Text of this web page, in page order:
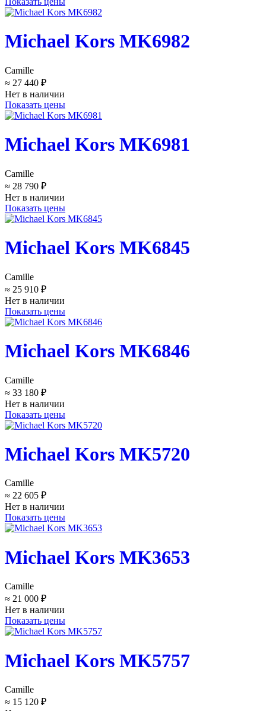
Michael Kors MK6982
Camille
≈ 27 440 ₽
Нет в наличии
Показать цены
Michael Kors MK6981
Camille
≈ 28 790 ₽
Нет в наличии
Показать цены
Michael Kors MK6845
Camille
≈ 25 910 ₽
Нет в наличии
Показать цены
Michael Kors MK6846
Camille
≈ 33 180 ₽
Нет в наличии
Показать цены
Michael Kors MK5720
Camille
≈ 22 605 ₽
Нет в наличии
Показать цены
Michael Kors MK3653
Camille
≈ 21 000 ₽
Нет в наличии
Показать цены
Michael Kors MK5757
Camille
≈ 15 120 ₽